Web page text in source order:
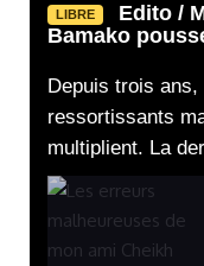
LIBRE
Edito /
Bamako
Depuis trois
ressortissants
multiplient. La